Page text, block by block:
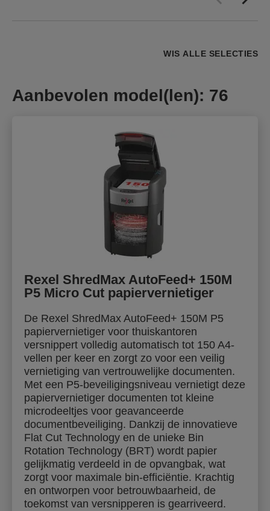
WIS ALLE SELECTIES
Aanbevolen model(len): 76
Rexel ShredMax AutoFeed+ 150M
P5 Micro Cut papiervernietiger
De Rexel ShredMax AutoFeed+ 150M P5
papiervernietiger voor thuiskantoren
versnippert volledig automatisch tot 150 A4-
vellen per keer en zorgt zo voor een veilig
vernietiging van vertrouwelijke documenten.
Met een P5-beveiligingsniveau vernietigt deze
papiervernietiger documenten tot kleine
microdeeltjes voor geavanceerde
documentbeveiliging. Dankzij de innovatieve
Flat Cut Technology en de unieke Bin
Rotation Technology (BRT) wordt papier
gelijkmatig verdeeld in de opvangbak, wat
zorgt voor maximale bin-efficiëntie. Krachtig
en ontworpen voor betrouwbaarheid, de
toekomst van versnipperen is gearriveerd.